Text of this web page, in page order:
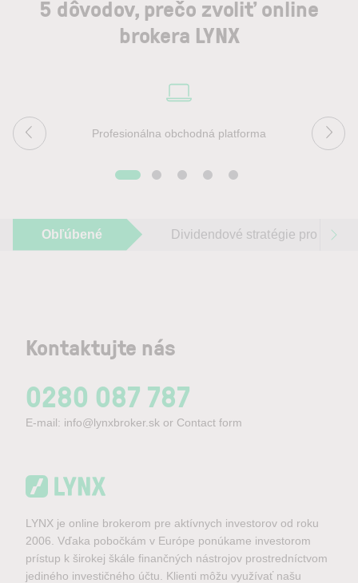
5 dôvodov, prečo zvoliť online
brokera LYNX
Profesionálna obchodná platforma
Obľúbené Dividendové stratégie pro 2026
Kontaktujte nás
0280 087 787
E-mail: info@lynxbroker.sk or Contact form
LYNX je online brokerom pre aktívnych investorov od roku
2006. Vďaka pobočkám v Európe ponúkame investorom
prístup k širokej škále finančných nástrojov prostredníctvom
jediného investičného účtu. Klienti môžu využívať našu